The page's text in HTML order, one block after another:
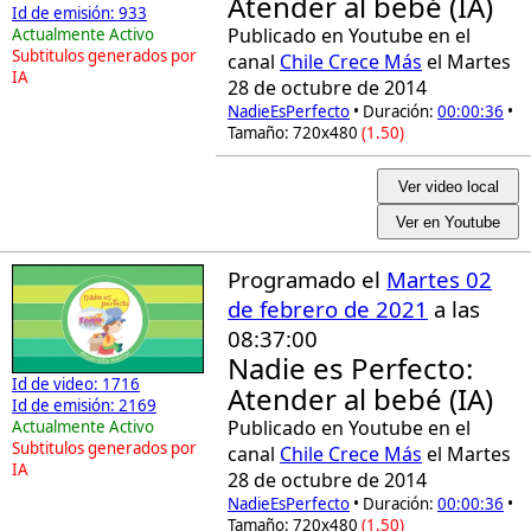
Id de emisión: 933
Actualmente Activo
Subtitulos generados por
IA
Publicado en Youtube en el
canal Chile Crece Más el Martes
28 de octubre de 2014
NadieEsPerfecto • Duración: 00:00:36 •
Tamaño: 720x480 (1.50)
Ver video local
Ver en Youtube
Id de video: 1716
Id de emisión: 2169
Actualmente Activo
Subtitulos generados por
IA
Programado el Martes 02
de febrero de 2021 a las
08:37:00
Nadie es Perfecto:
Atender al bebé (IA)
Publicado en Youtube en el
canal Chile Crece Más el Martes
28 de octubre de 2014
NadieEsPerfecto • Duración: 00:00:36 •
Tamaño: 720x480 (1.50)